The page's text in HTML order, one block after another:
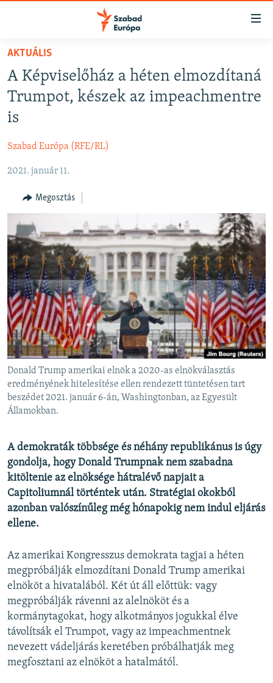
Akadálymentes
Ugrás
fő
oldalra
Ugrás
tartalomjegyzékre
AKTUÁLIS
PODCASTOK
ELEMZŐ
NER15
SZABADON
TÁRSADALOM
DEMOKRÁCIA
A PÉNZ NYOMÁBAN
EURÓPAI UNIÓ
VILÁG
KLÍMAVÁLTOZÁS
A MÚLT TANULSÁGAI
KÖVESSEN MINKET!
Valamennyi RFE/RL weboldal
AKTUÁLIS
A Képviselőház a héten elmozdítaná
Trumpot, készek az impeachmentre
is
Szabad Európa (RFE/RL)
2021. január 11.
Megosztás
Donald Trump amerikai elnök a 2020-as elnökválasztás
eredményének hitelesítése ellen rendezett tüntetésen tart
beszédet 2021. január 6-án, Washingtonban, az Egyesült
Államokban.
A demokraták többsége és néhány republikánus is úgy
gondolja, hogy Donald Trumpnak nem szabadna
kitöltenie az elnöksége hátralévő napjait a
Capitoliumnál történtek után. Stratégiai okokból
azonban valószínűleg még hónapokig nem indul eljárás
ellene.
Az amerikai Kongresszus demokrata tagjai a héten
megpróbálják elmozdítani Donald Trump amerikai
elnököt a hivatalából. Két út áll előttük: vagy
megpróbálják rávenni az alelnököt és a
kormánytagokat, hogy alkotmányos jogukkal élve
távolítsák el Trumpot, vagy az impeachmentnek
nevezett vádeljárás keretében próbálhatják meg
megfosztani az elnököt a hatalmától.
Spotify